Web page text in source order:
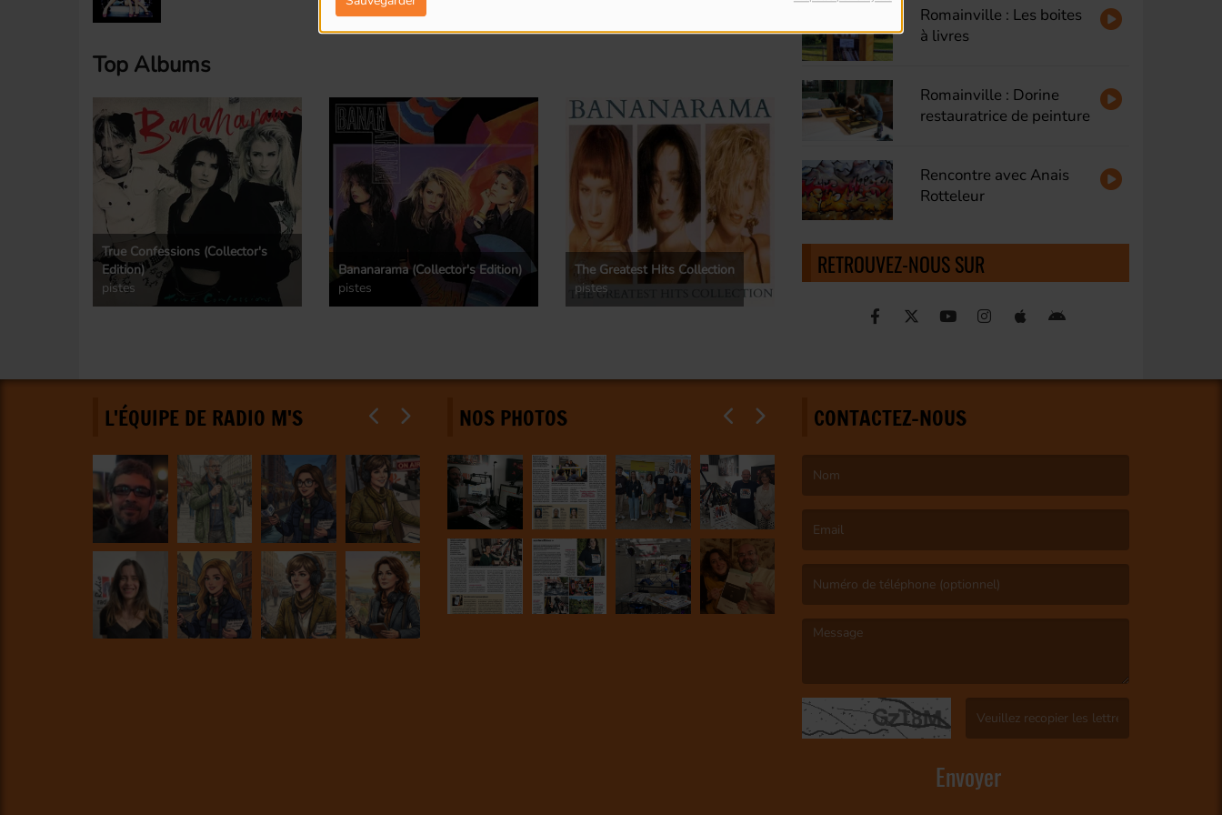
Top Albums
True Confessions (Collector's
Edition)
pistes
Bananarama (Collector's Edition)
pistes
The Greatest Hits Collection
pistes
Romainville : Les boites
à livres
Romainville : Dorine
restauratrice de peinture
Rencontre avec Anais
Rotteleur
RETROUVEZ-NOUS SUR
L'ÉQUIPE DE RADIO M'S NOS PHOTOS CONTACTEZ-NOUS
Envoyer